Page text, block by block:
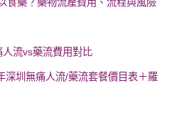
流vs藥流費用對比
深圳無痛人流/藥流套餐價目表＋羅